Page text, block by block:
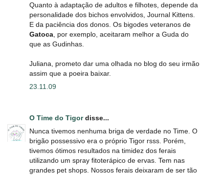
Quanto à adaptação de adultos e filhotes, depende da
personalidade dos bichos envolvidos, Journal Kittens.
E da paciência dos donos. Os bigodes veteranos de
Gatoca , por exemplo, aceitaram melhor a Guda do
que as Gudinhas.
Juliana, prometo dar uma olhada no blog do seu irmão
assim que a poeira baixar.
23.11.09
O Time do Tigordisse...
Nunca tivemos nenhuma briga de verdade no Time. O
brigão possessivo era o próprio Tigor rsss. Porém,
tivemos ótimos resultados na timidez dos ferais
utilizando um spray fitoterápico de ervas. Tem nas
grandes pet shops. Nossos ferais deixaram de ser tão